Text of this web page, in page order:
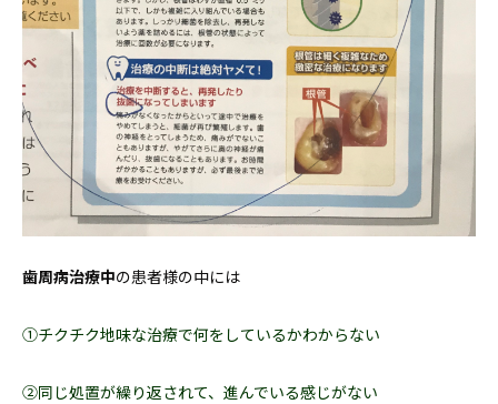
歯周病治療中の患者様の中には
①チクチク地味な治療で何をしているかわからない
②同じ処置が繰り返されて、進んでいる感じがない